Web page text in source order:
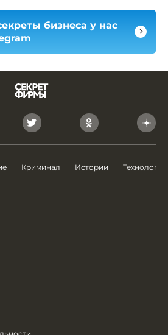
бизнеса у нас
Криминал Истории Технологии